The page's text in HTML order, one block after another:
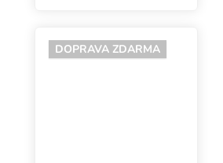
sadeníc alebo odrezkov.
DOPRAVA ZDARMA